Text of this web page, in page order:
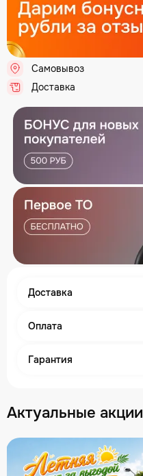
Самовывоз
Доставка
Доставка
Оплата
Гарантия
Актуальные акции